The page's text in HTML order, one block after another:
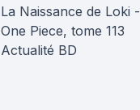
La Naissance de Loki -
One Piece, tome 113
Actualité BD